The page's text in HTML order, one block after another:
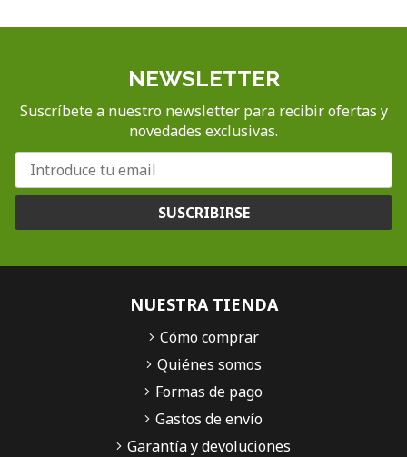
NEWSLETTER
Suscríbete a nuestro newsletter para recibir ofertas y
novedades exclusivas.
SUSCRIBIRSE
NUESTRA TIENDA
Cómo comprar
Quiénes somos
Formas de pago
Gastos de envío
Garantía y devoluciones